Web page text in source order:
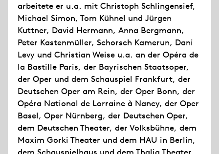
arbeitete er u.a. mit Christoph Schlingensief,
Michael Simon, Tom Kühnel und Jürgen
Kuttner, David Hermann, Anna Bergmann,
Peter Kastenmüller, Schorsch Kamerun, Dani
Levy und Christian Weise u.a. an der Opéra de
la Bastille Paris, der Bayrischen Staatsoper,
der Oper und dem Schauspiel Frankfurt, der
Deutschen Oper am Rein, der Oper Bonn, der
Opéra National de Lorraine à Nancy, der Oper
Basel, Oper Nürnberg, der Deutschen Oper,
dem Deutschen Theater, der Volksbühne, dem
Maxim Gorki Theater und dem HAU in Berlin,